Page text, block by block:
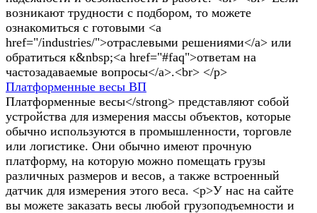
возникают трудности с подбором, то можете
ознакомиться с готовыми <a
href="/industries/">отраслевыми решениями</a> или
обратиться к&nbsp;<a href="#faq">ответам на
частозадаваемые вопросы</a>.<br> </p>
Платформенные весы ВП
Платформенные весы</strong> представляют собой
устройства для измерения массы объектов, которые
обычно используются в промышленности, торговле
или логистике. Они обычно имеют прочную
платформу, на которую можно помещать грузы
различных размеров и весов, а также встроенный
датчик для измерения этого веса. <p>У нас на сайте
вы можете заказать весы любой грузоподъемности и